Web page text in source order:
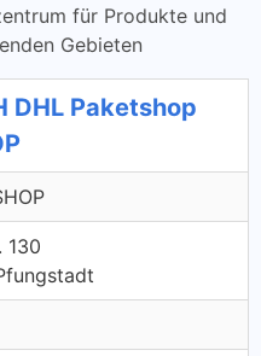
für Produkte und
Gebieten
DHL Paketshop
130